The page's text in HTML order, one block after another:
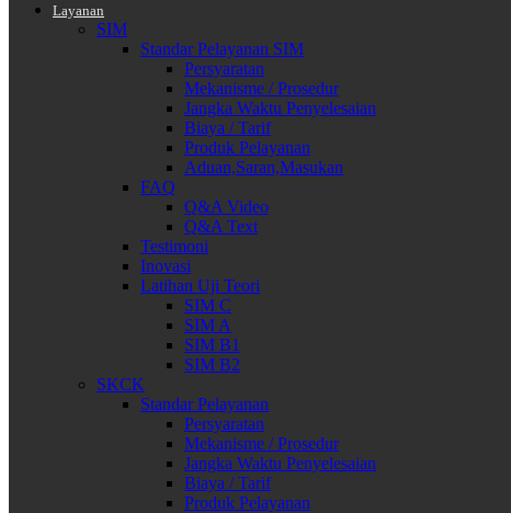
Layanan
SIM
Standar Pelayanan SIM
Persyaratan
Mekanisme / Prosedur
Jangka Waktu Penyelesaian
Biaya / Tarif
Produk Pelayanan
Aduan,Saran,Masukan
FAQ
Q&A Video
Q&A Text
Testimoni
Inovasi
Latihan Uji Teori
SIM C
SIM A
SIM B1
SIM B2
SKCK
Standar Pelayanan
Persyaratan
Mekanisme / Prosedur
Jangka Waktu Penyelesaian
Biaya / Tarif
Produk Pelayanan